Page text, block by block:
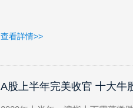
查看詳情>>
A股上半年完美收官 十大牛